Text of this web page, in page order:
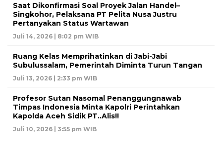
Saat Dikonfirmasi Soal Proyek Jalan Handel–
Singkohor, Pelaksana PT Pelita Nusa Justru
Pertanyakan Status Wartawan
Juli 14, 2026 | 8:02 pm WIB
Ruang Kelas Memprihatinkan di Jabi-Jabi
Subulussalam, Pemerintah Diminta Turun Tangan
Juli 13, 2026 | 2:33 pm WIB
Profesor Sutan Nasomal Penanggungnawab
Timpas Indonesia Minta Kapolri Perintahkan
Kapolda Aceh Sidik PT..Alis!!
Juli 10, 2026 | 3:55 pm WIB